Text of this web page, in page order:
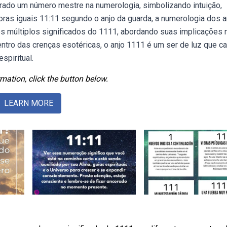
um número mestre na numerologia, simbolizando intuição,
iguais 11:11 segundo o anjo da guarda, a numerologia dos
múltiplos significados do 1111, abordando suas implicações
das crenças esotéricas, o anjo 1111 é um ser de luz que
click the button below.
LEARN MORE